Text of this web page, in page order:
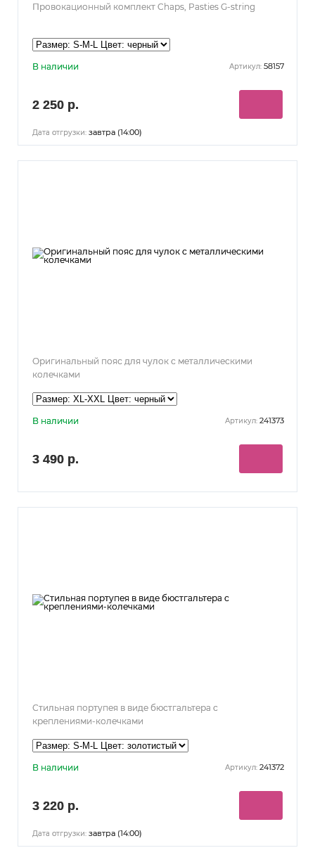
Провокационный комплект Chaps, Pasties G-string
В наличии Артикул: 58157
2 250 р.
Дата отгрузки: завтра (14:00)
Оригинальный пояс для чулок с металлическими
колечками
В наличии Артикул: 241373
3 490 р.
Стильная портупея в виде бюстгальтера с
креплениями-колечками
В наличии Артикул: 241372
3 220 р.
Дата отгрузки: завтра (14:00)